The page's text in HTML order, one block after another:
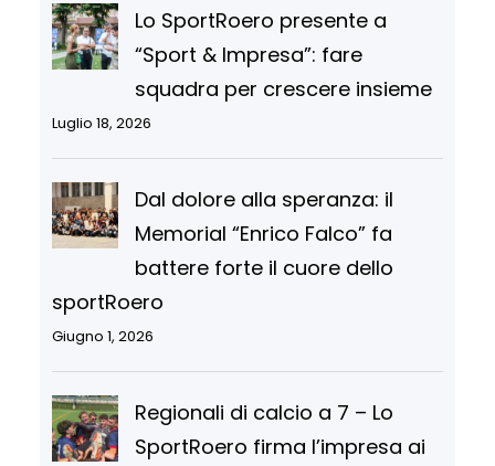
Lo SportRoero presente a
“Sport & Impresa”: fare
squadra per crescere insieme
Luglio 18, 2026
Dal dolore alla speranza: il
Memorial “Enrico Falco” fa
battere forte il cuore dello
sportRoero
Giugno 1, 2026
Regionali di calcio a 7 – Lo
SportRoero firma l’impresa ai